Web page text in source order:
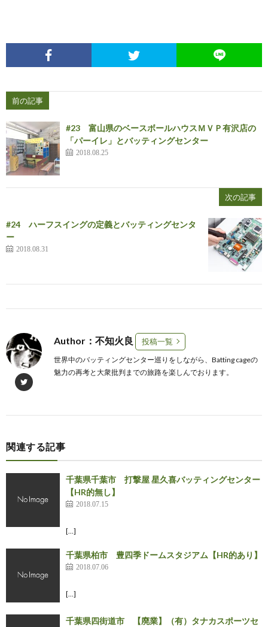
前の記事
#23 富山県のベースボールハウスＭＶＰ有沢店の
「パーイレ」とバッティングセンター
2018.08.25
次の記事
#24 ハーフスイングの定義とバッティングセンタ
ー
2018.08.31
Author：不知火良 投稿一覧
世界中のバッティングセンター巡りをしながら、Batting cageの
魅力の再考と大衆批判までの旅路を楽しんでおります。
関連する記事
千葉県千葉市 打撃屋 星久喜バッティングセンター
【HR的無し】
2018.07.15
[…]
千葉県柏市 豊四季ドームスタジアム【HR的あり】
2018.07.06
[…]
千葉県四街道市 【廃業】（有）タナカスポーツセ